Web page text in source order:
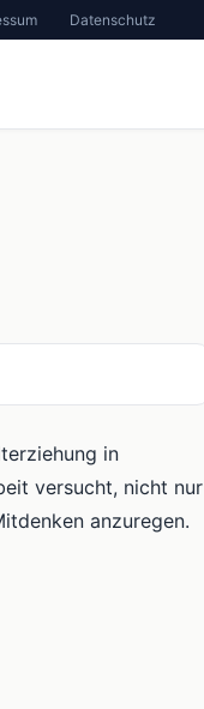
Datenschutz
in
versucht, nicht nur
anzuregen.